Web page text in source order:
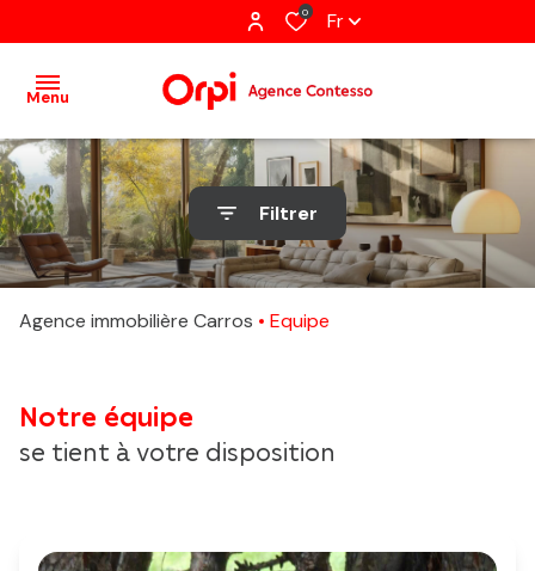
0 Fr
Menu
accueil
acheter
gestion
Filtrer
Agence immobilière Carros Equipe
Notre équipe
se tient à votre disposition